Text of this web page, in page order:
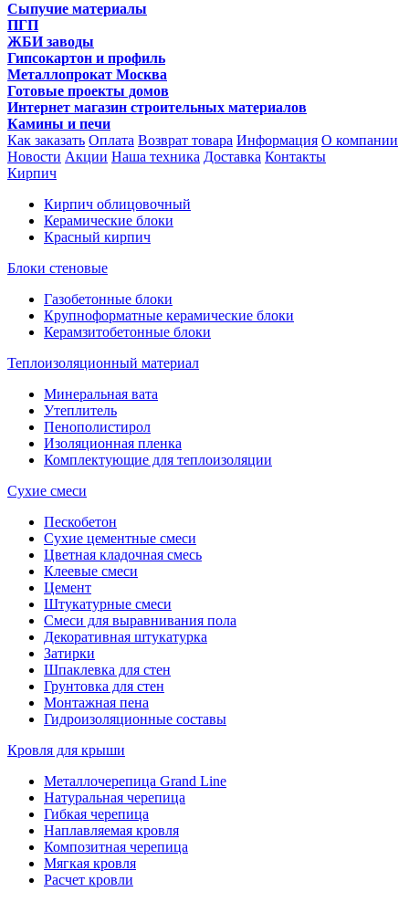
Сыпучие материалы
ПГП
ЖБИ заводы
Гипсокартон и профиль
Металлопрокат Москва
Готовые проекты домов
Интернет магазин строительных материалов
Камины и печи
Как заказать Оплата Возврат товара Информация О компании
Новости Акции Наша техника Доставка Контакты
Кирпич
Кирпич облицовочный
Керамические блоки
Красный кирпич
Блоки стеновые
Газобетонные блоки
Крупноформатные керамические блоки
Керамзитобетонные блоки
Теплоизоляционный материал
Минеральная вата
Утеплитель
Пенополистирол
Изоляционная пленка
Комплектующие для теплоизоляции
Сухие смеси
Пескобетон
Сухие цементные смеси
Цветная кладочная смесь
Клеевые смеси
Цемент
Штукатурные смеси
Смеси для выравнивания пола
Декоративная штукатурка
Затирки
Шпаклевка для стен
Грунтовка для стен
Монтажная пена
Гидроизоляционные составы
Кровля для крыши
Металлочерепица Grand Line
Натуральная черепица
Гибкая черепица
Наплавляемая кровля
Композитная черепица
Мягкая кровля
Расчет кровли